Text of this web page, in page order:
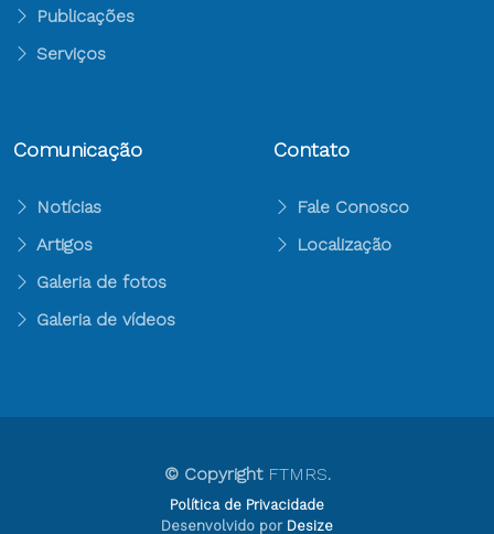
Publicações
Serviços
Comunicação
Notícias
Artigos
Galeria de fotos
Galeria de vídeos
Contato
Fale Conosco
Localização
© Copyright FTMRS.
Política de Privacidade
Desenvolvido por Desize